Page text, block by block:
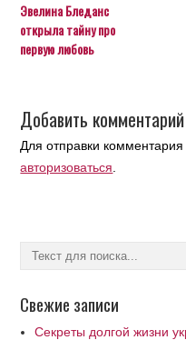
Эвелина Бледанс
открыла тайну про
первую любовь
Добавить комментарий
Для отправки
авторизоваться
Свежие записи
Секреты долгой жизни